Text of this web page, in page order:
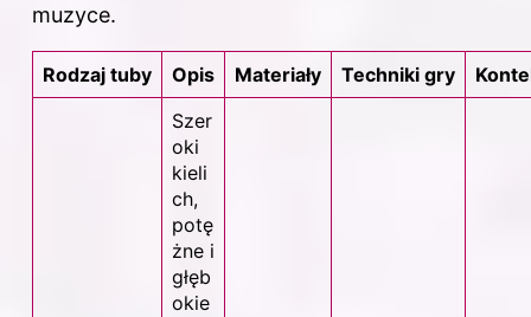
muzyce.
Rodzaj tuby Opis Materiały Techniki gry
Szer
oki
kieli
ch,
potę
żne i
głęb
okie